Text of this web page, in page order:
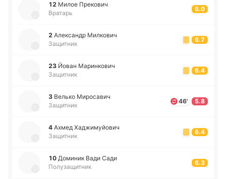
12 Милое Пре­ко­вич
Вратарь
6.0
2 Але­ксандр Ми­лко­вич
Защитник
6.7
23 Йован Ма­ри­нко­вич
Защитник
6.4
3 Велько Ми­ро­са­вич
Защитник
46' 5.8
4 Ахмед Ха­джи­муйо­вич
Защитник
6.4
10 До­ми­ник Вади Сади
Полузащитник
6.3